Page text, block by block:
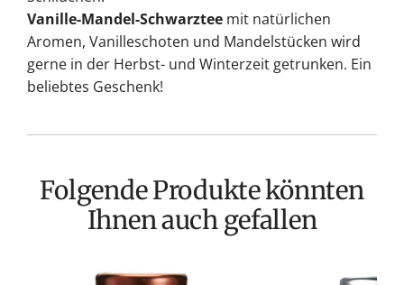
Vanille-Mandel-Schwarztee mit natürlichen
Aromen, Vanilleschoten und Mandelstücken wird
gerne in der Herbst- und Winterzeit getrunken. Ein
beliebtes Geschenk!
Folgende Produkte könnten
Ihnen auch gefallen